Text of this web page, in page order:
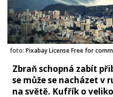
foto: Pixabay License Free for
Zbraň schopná zabít
se může se nacházet v
na světě. Kufřík o